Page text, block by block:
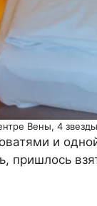
Вены, 4 звезды
и
пришлось